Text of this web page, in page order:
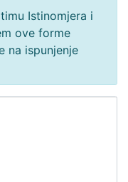
Istinomjera i
ove forme
na ispunjenje